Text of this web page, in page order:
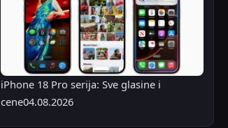
iPhone 18 Pro serija: Sve glasine i
cene04.08.2026